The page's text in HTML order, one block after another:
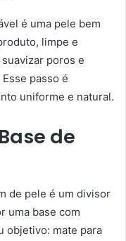
é uma pele bem
limpe e
poros e
passo é
uniforme e natural.
de
de pele é um divisor
uma base com
objetivo: mate para